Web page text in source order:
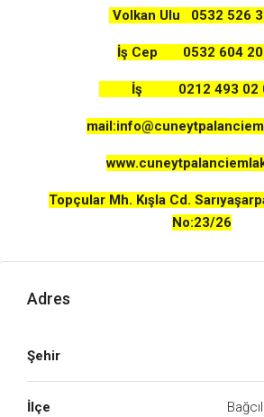
Volkan Ulu 0532 526
İş Cep 0532 604 20
İş 0212 493 02
mail:
Topçular Mh. Kışla Cd.
No:23/26
Adres
Şehir
İlçe